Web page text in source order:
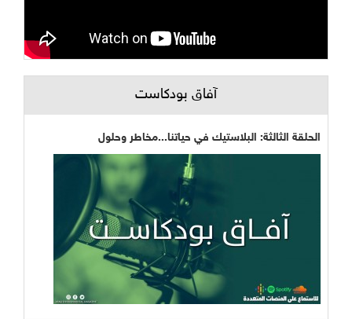
آفاق بودكاست
الحلقة الثالثة: البلاستيك في حياتنا...مخاطر وحلول